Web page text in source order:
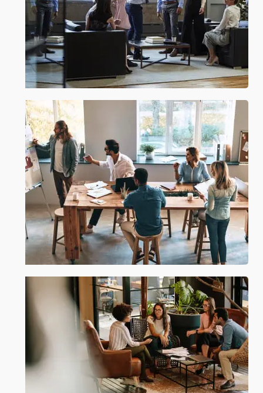
ما خوشحالیم که با شما کار می
کنیم!
دنده معکوس وقتی
راه های جدید برای زنده کردن ایده
های خود
نشانه های ظریف که بصری نیز هستند